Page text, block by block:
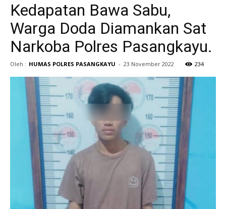
Kedapatan Bawa Sabu,
Warga Doda Diamankan Sat
Narkoba Polres Pasangkayu.
Oleh : HUMAS POLRES PASANGKAYU - 23 November 2022 234